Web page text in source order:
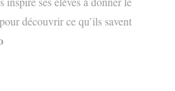
découvrir ce qu’ils savent